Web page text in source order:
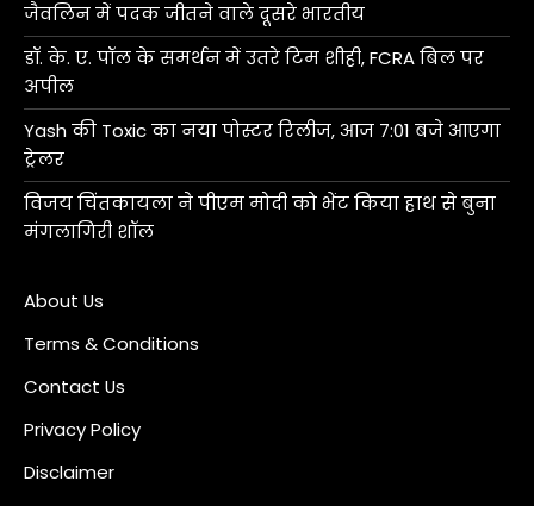
जैवलिन में पदक जीतने वाले दूसरे भारतीय
डॉ. के. ए. पॉल के समर्थन में उतरे टिम शीही, FCRA बिल पर
अपील
Yash की Toxic का नया पोस्टर रिलीज, आज 7:01 बजे आएगा
ट्रेलर
विजय चिंतकायला ने पीएम मोदी को भेंट किया हाथ से बुना
मंगलागिरी शॉल
About Us
Terms & Conditions
Contact Us
Privacy Policy
Disclaimer